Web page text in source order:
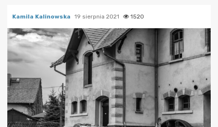
Kamila Kalinowska 19 sierpnia 2021 1520